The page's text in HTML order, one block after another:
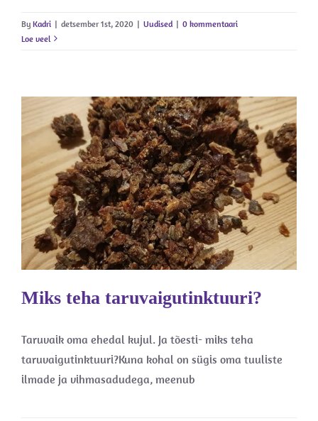
By Kadri | detsember 1st, 2020 | Uudised | 0 kommentaari
Loe veel
Miks teha taruvaigutinktuuri?
Ilmajutud Uudised
Miks teha taruvaigutinktuuri?
Taruvaik oma ehedal kujul. Ja tõesti- miks teha
taruvaigutinktuuri?Kuna kohal on sügis oma tuuliste
ilmade ja vihmasadudega, meenub